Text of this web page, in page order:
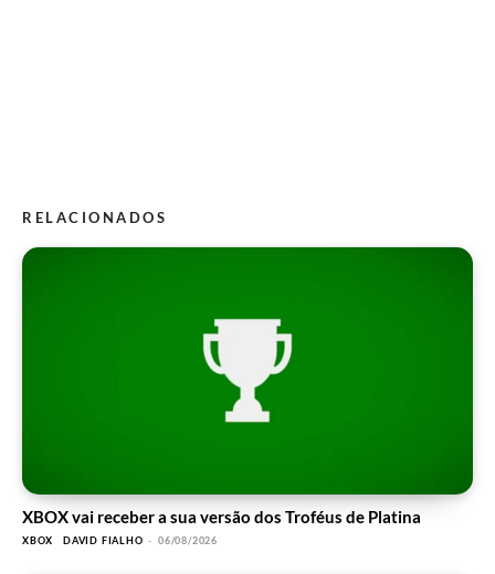
RELACIONADOS
XBOX vai receber a sua versão dos Troféus de Platina
XBOX DAVID FIALHO - 06/08/2026